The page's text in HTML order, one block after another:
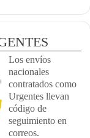
Los envíos
nacionales
contratados como
Urgentes llevan
código de
seguimiento en
correos.